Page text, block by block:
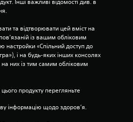
та відтворювати цей вміст на
із вашим обліковим
настройки «Спільний доступ до
і на будь-яких інших консолях
них із тим самим обліковим
продукту перегляньте
інформацію щодо здоров’я.